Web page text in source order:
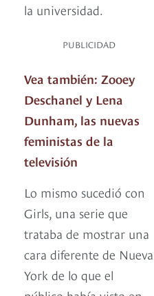
la universidad.
PUBLICIDAD
Vea también: Zooey
Deschanel y Lena
Dunham, las nuevas
feministas de la
televisión
Lo mismo sucedió con
Girls, una serie que
trataba de mostrar una
cara diferente de Nueva
York de lo que el